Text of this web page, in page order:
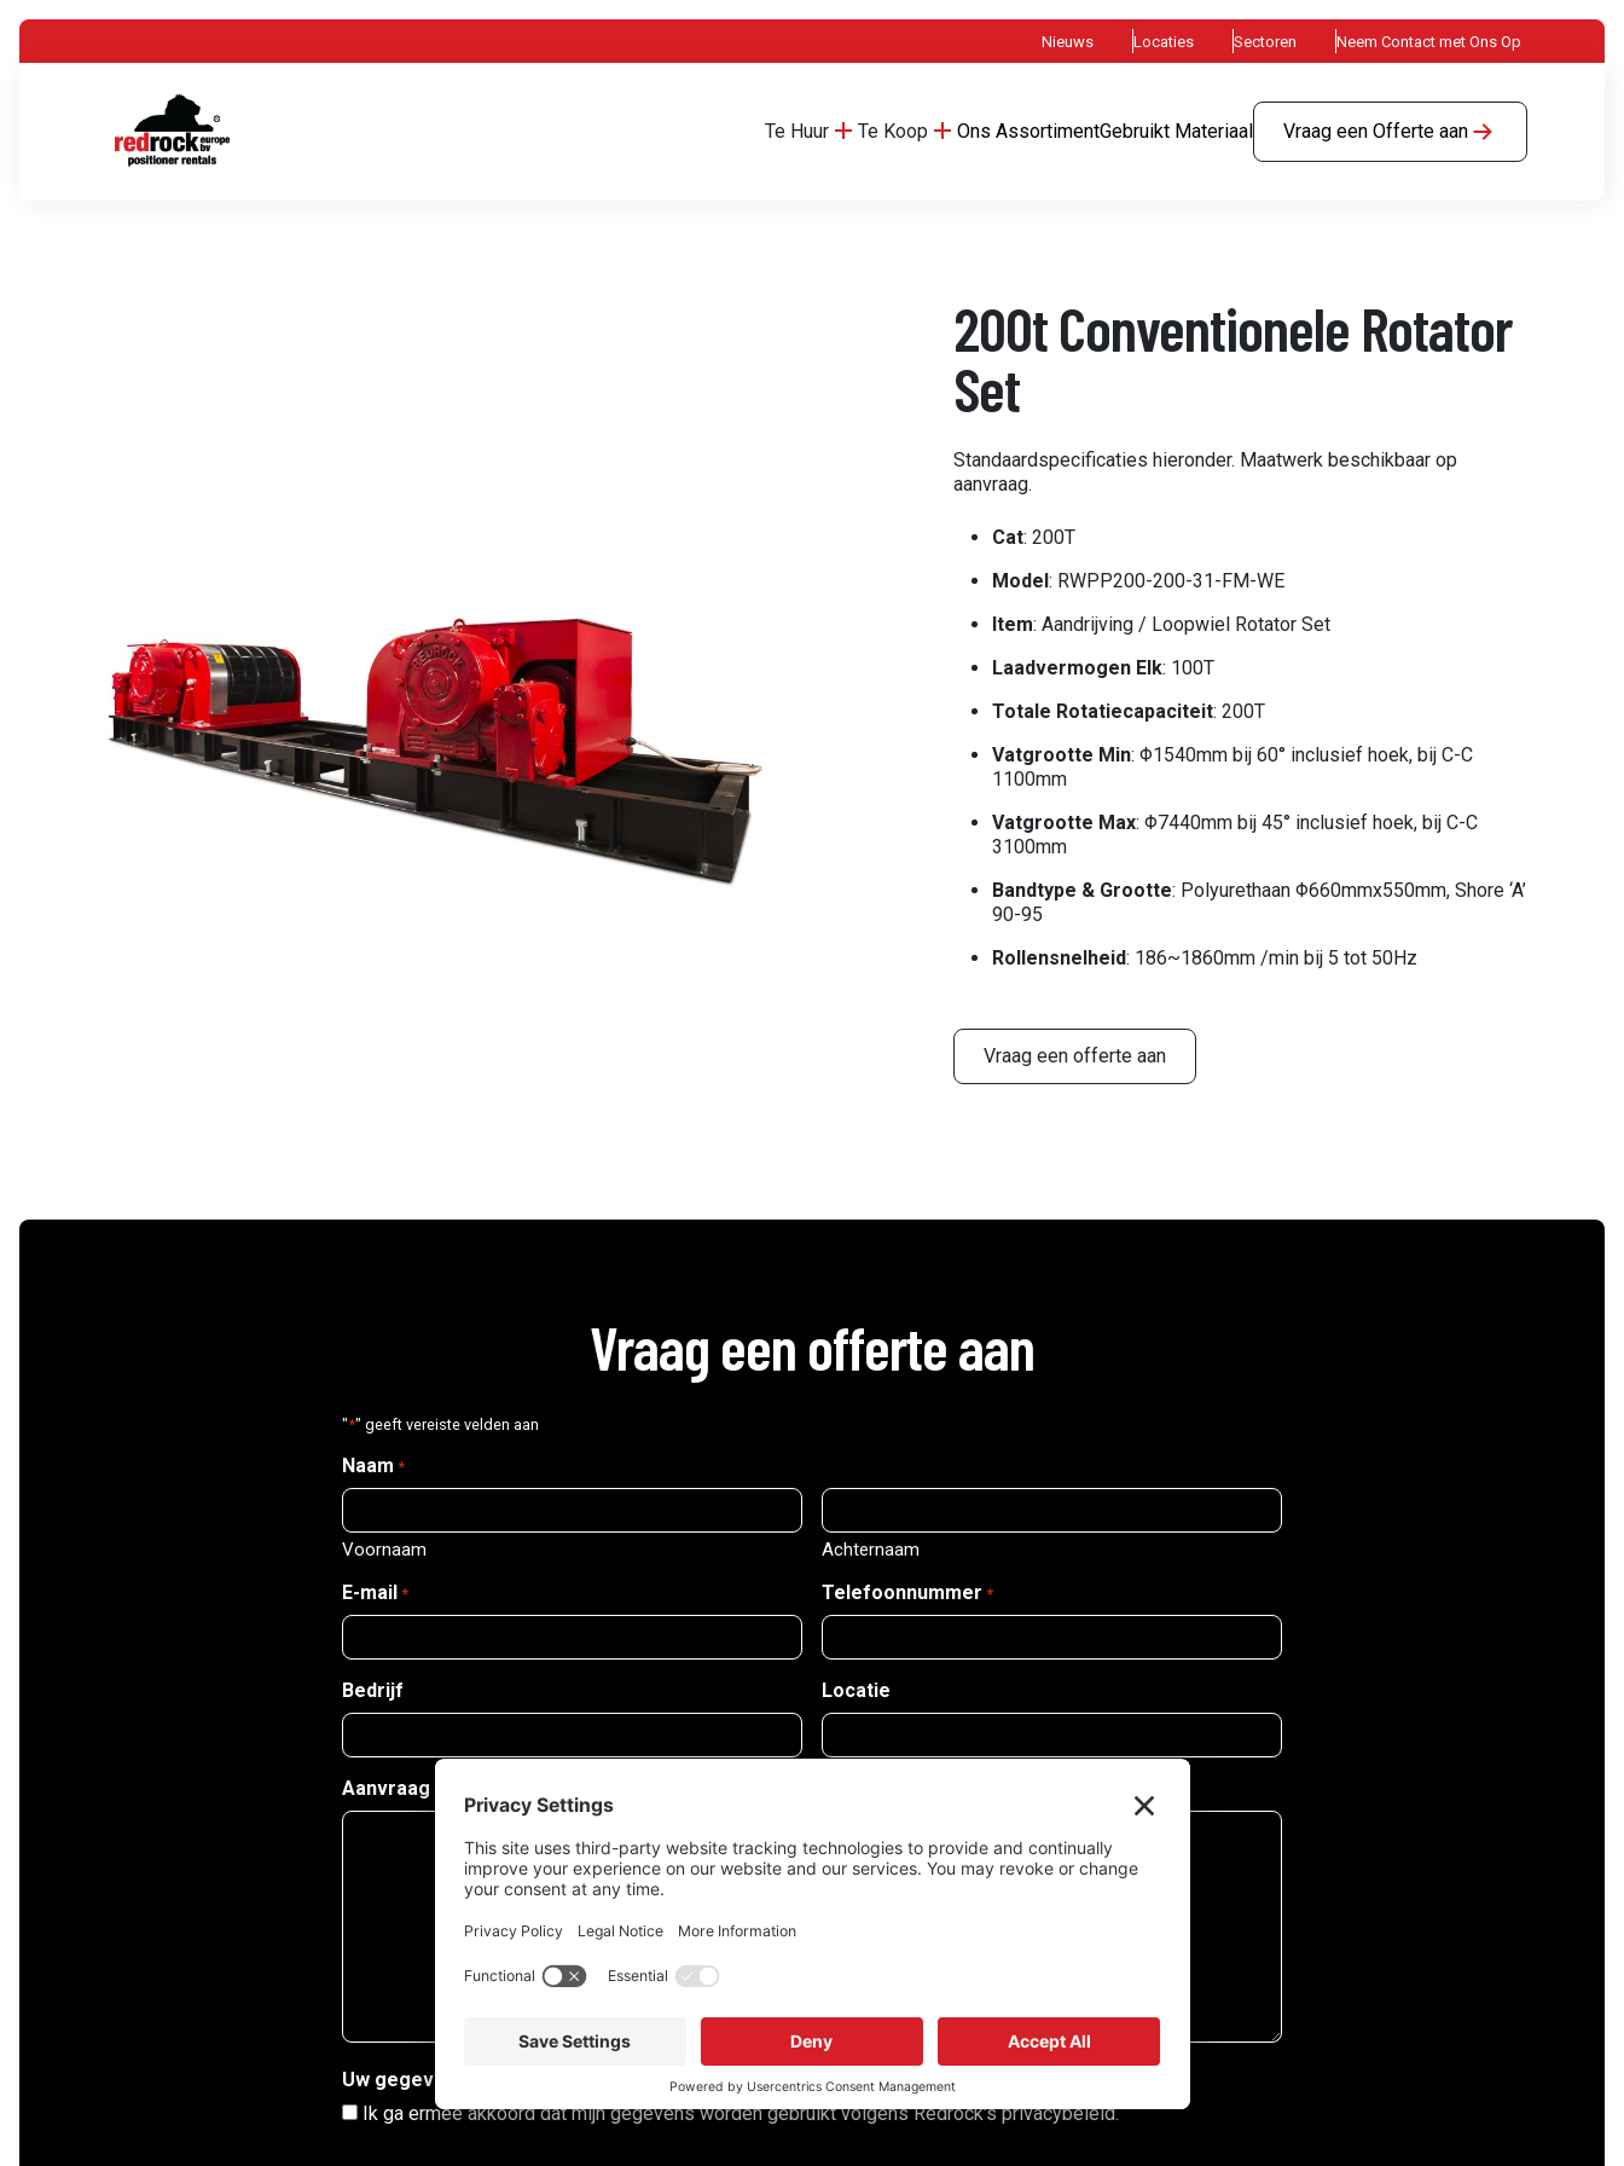
Nieuws Locaties Sectoren Neem Contact met Ons Op
Te Huur Te Koop Ons AssortimentGebruikt Materiaal Vraag een Offerte aan
200t Conventionele Rotator
Set
Standaardspecificaties hieronder. Maatwerk beschikbaar op
aanvraag.
Cat: 200T
Model: RWPP200-200-31-FM-WE
Item: Aandrijving / Loopwiel Rotator Set
Laadvermogen Elk: 100T
Totale Rotatiecapaciteit: 200T
Vatgrootte Min: Φ1540mm bij 60° inclusief hoek, bij C-C
1100mm
Vatgrootte Max: Φ7440mm bij 45° inclusief hoek, bij C-C
3100mm
Bandtype & Grootte: Polyurethaan Φ660mmx550mm, Shore ‘A’
90-95
Rollensnelheid: 186~1860mm /min bij 5 tot 50Hz
Vraag een offerte aan
Vraag een offerte aan
"*" geeft vereiste velden aan
Naam *
Voornaam Achternaam
E-mail * Telefoonnummer *
Bedrijf Locatie
Aanvraag *
Uw gegevens
Ik ga ermee akkoord dat mijn gegevens worden gebruikt volgens Redrock's privacybeleid.